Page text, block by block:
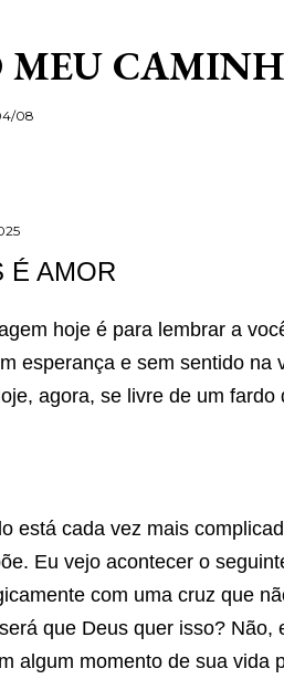
MEU
08
É AMOR
hoje é para lembrar a
esperança e sem sentido
agora, se livre de um
está cada vez mais
Eu vejo acontecer o
com uma cruz que
que Deus quer isso?
algum momento de sua vida